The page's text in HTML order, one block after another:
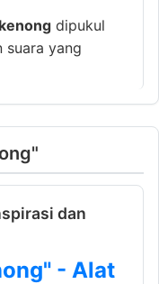
kenong dipukul
suara yang
dan
- Alat